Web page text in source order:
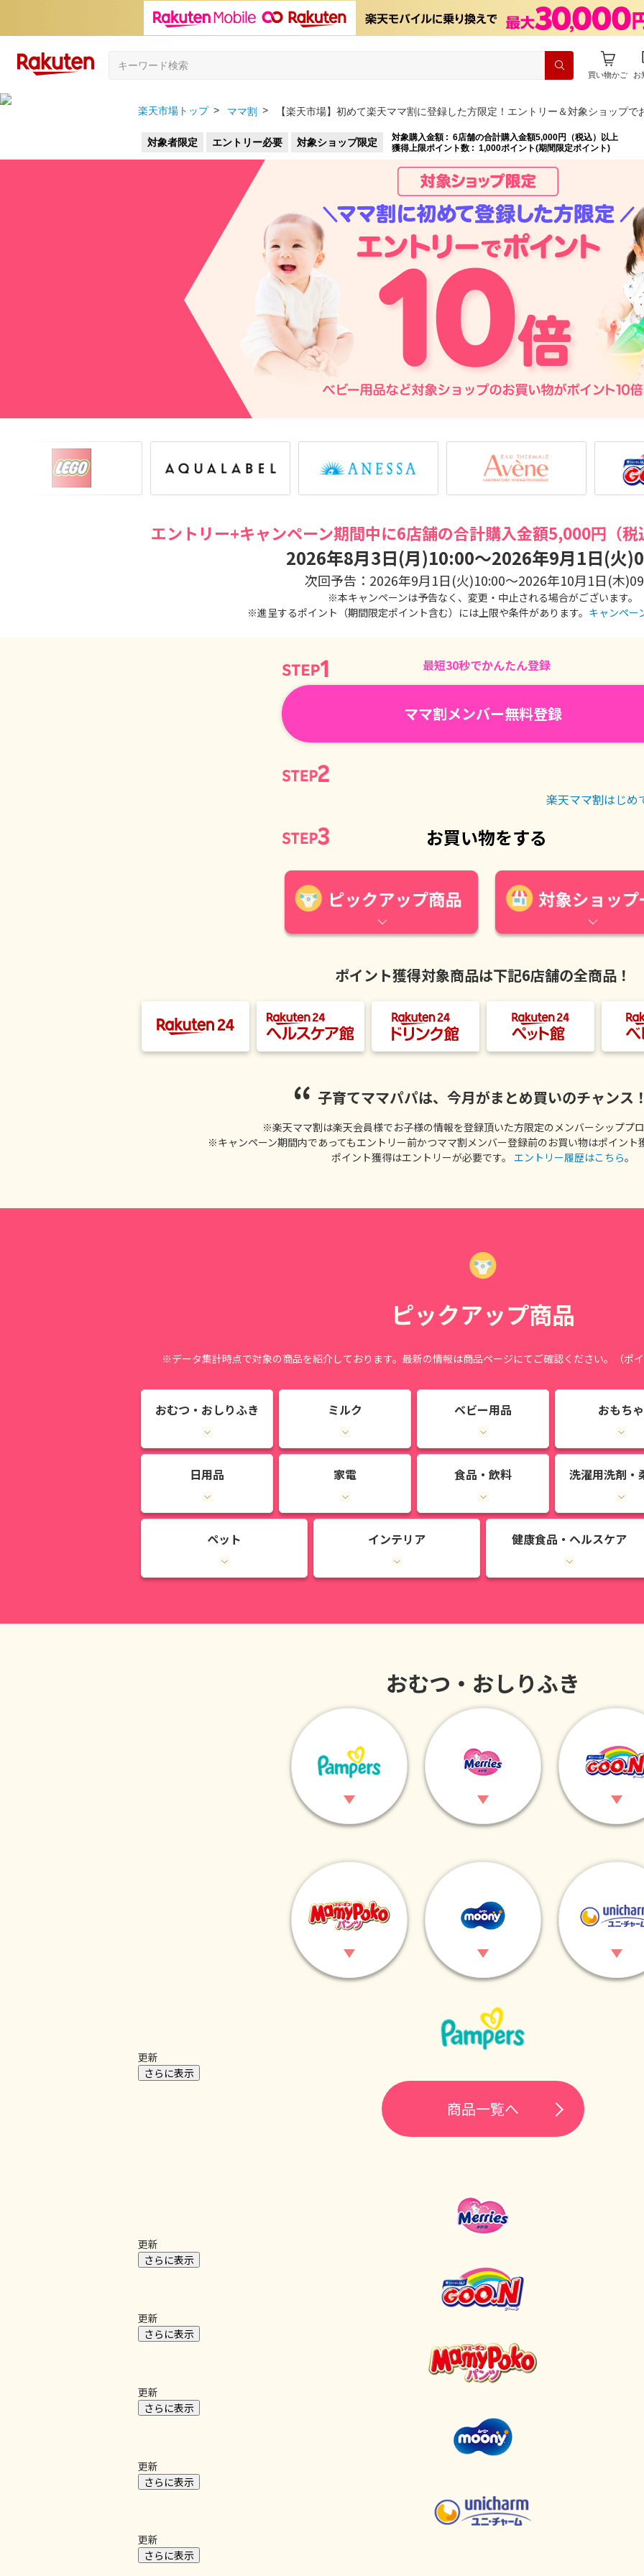
買い物かご お
楽天市場トップ ママ割 【楽天市場】初めて楽天ママ割に登録した方限定！エントリー＆対象ショップ
対象者限定 エントリー必要 対象ショップ限定 対象購入金額 : 6店舗の合計購入金額5,000円（税込）以上
獲得上限ポイント数 : 1,000ポイント(期間限定ポイント)
エントリー+キャンペーン期間中に6店舗の合計購入金額5,000円（
2026年8月3日(月)10:00～2026年9月1日(火
次回予告：2026年9月1日(火)10:00～2026年10月1日(木
※本キャンペーンは予告なく、変更・中止される場合がございます。
※進呈するポイント（期間限定ポイント含む）には上限や条件があります。 キャンペー
最短30秒でかんたん登録
ママ割メンバー無料登録
楽天ママ割はじめ
お買い物をする
ポイント獲得対象商品は下記6店舗の全商品！
子育てママパパは、今月がまとめ買いのチャンス
※楽天ママ割は楽天会員様でお子様の情報を登録頂いた方限定のメンバーシッププ
※キャンペーン期間内であってもエントリー前かつママ割メンバー登録前のお買い物はポイント
ポイント獲得はエントリーが必要です。 エントリー履歴はこちら。
ピックアップ商品
※データ集計時点で対象の商品を紹介しております。最新の情報は商品ページにてご確認ください。（ポ
おむつ・おしりふき ミルク ベビー用品 おもちゃ
日用品 家電 食品・飲料 洗濯用洗剤・
ペット インテリア 健康食品・ヘルスケア
おむつ・おしりふき
更新
さらに表示
商品一覧へ
更新
さらに表示
更新
さらに表示
更新
さらに表示
更新
さらに表示
更新
さらに表示